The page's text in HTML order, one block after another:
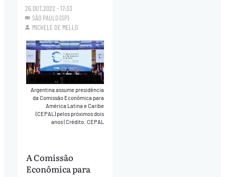
26.OUT.2022 - 17:33
SÃO PAULO (SP)
MICHELE DE MELLO
Argentina assume presidência
da Comissão Econômica para
América Latina e Caribe
(CEPAL) pelos próximos dois
anos Crédito: CEPAL
A Comissão
Econômica para